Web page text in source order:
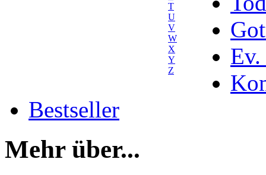
T
U
V
W
X
Y
Z
Ev.
Bestseller
Mehr über...